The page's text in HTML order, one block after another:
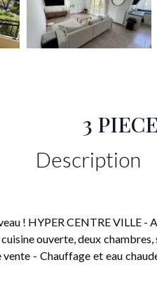
3
Description
! HYPER CENTRE VILLE -
ouverte, deux
vente - Chauffage et eau